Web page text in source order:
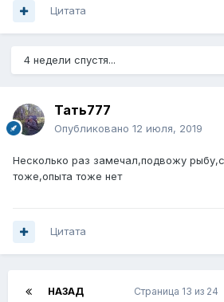
Цитата
4 недели спустя...
Тать777
Опубликовано 12 июля, 2019
Несколько раз замечал,подвожу
тоже,опыта тоже нет
Цитата
НАЗАД Страница 13 из 24